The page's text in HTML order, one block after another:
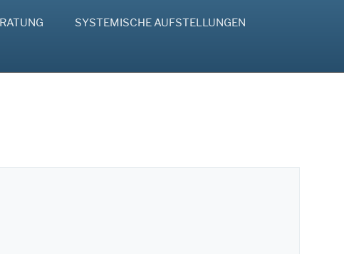
SYSTEMISCHE AUFSTELLUNGEN